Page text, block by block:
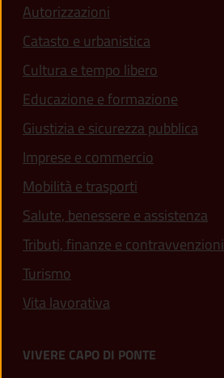
Autorizzazioni
Catasto e urbanistica
Cultura e tempo libero
Educazione e formazione
Giustizia e sicurezza pubblica
Imprese e commercio
Mobilità e trasporti
Salute, benessere e assistenza
Tributi, finanze e contravvenzioni
Turismo
Vita lavorativa
VIVERE CAPO DI PONTE